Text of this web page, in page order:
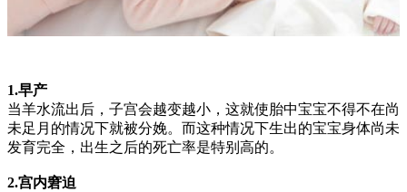
1.早产
当羊水流出后，子宫会越变越小，这就使胎中宝宝不得不在尚
未足月的情况下就被分娩。而这种情况下生出的宝宝身体尚未
发育完全，出生之后的死亡率是特别高的。
2.宫内窘迫